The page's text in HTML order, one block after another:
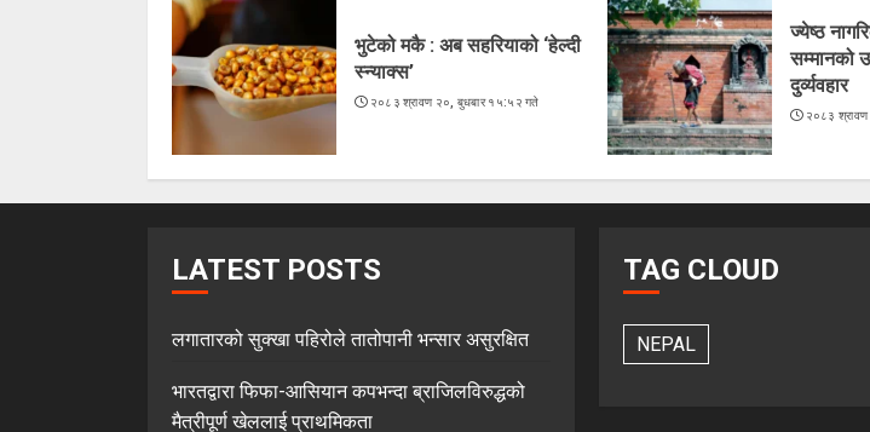
भुटेको मकै : अब सहरियाको ‘हेल्दी
स्न्याक्स’
२०८३ श्रावण २०, बुधबार १५:५२ गते
ज्येष्ठ
सम्मानको
दुर्व्यवहार
२०८३
LATEST POSTS
लगातारको सुक्खा पहिरोले तातोपानी भन्सार असुरक्षित
भारतद्वारा फिफा-आसियान कपभन्दा ब्राजिलविरुद्धको
मैत्रीपूर्ण खेललाई प्राथमिकता
TAG CLOUD
NEPAL